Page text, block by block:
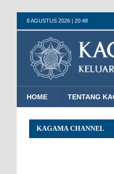
8 AGUSTUS 2026 | 20:48
HOME TENTANG
KAGAMA CHANNEL